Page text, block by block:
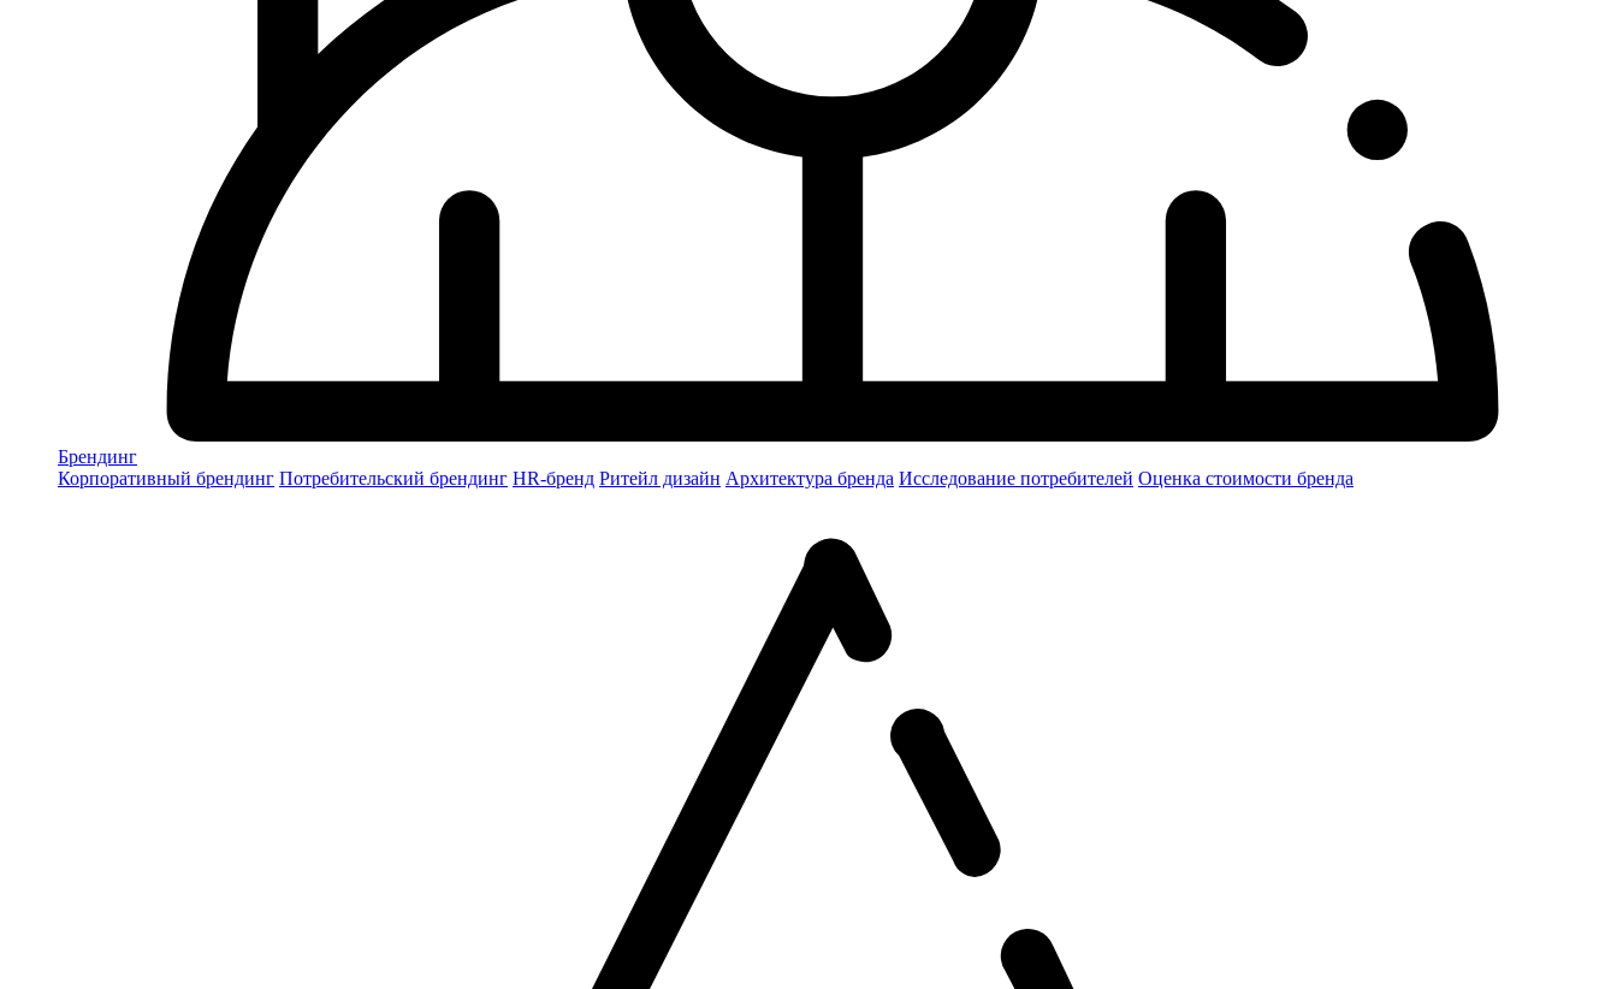
Брендинг
Корпоративный брендинг Потребительский брендинг НR-бренд Ритейл дизайн Архитектура бренда Исследование потребителей Оценка стоимости бренда